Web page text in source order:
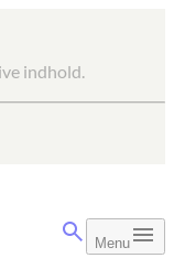
indhold.
Menu